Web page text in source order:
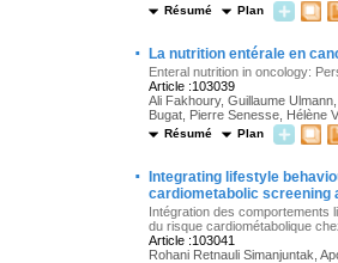
Résumé Plan
· La nutrition entérale en
Enteral nutrition in oncology:
Article :103039
Ali Fakhoury, Guillaume
Bugat, Pierre Senesse, Hélène
Résumé Plan
·
Integrating lifestyle
cardiometabolic screening
Intégration des comportements
du risque cardiométabolique
Article :103041
Rohani Retnauli Simanjuntak,